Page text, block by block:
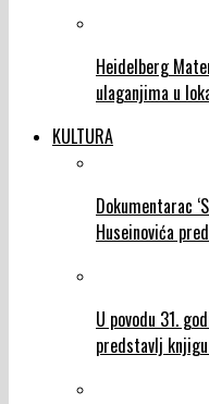
Heidelberg
ulaganjima u
KULTURA
Dokumentarac
Huseinovića
U povodu 31.
predstavlj